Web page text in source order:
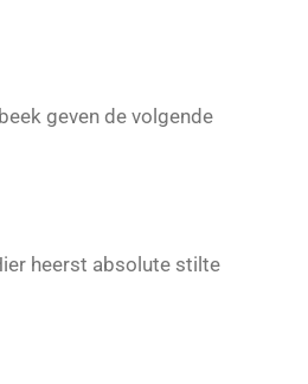
geven de volgende
heerst absolute stilte